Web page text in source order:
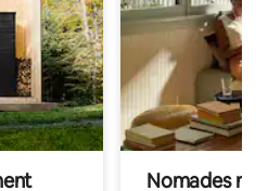
Nomades